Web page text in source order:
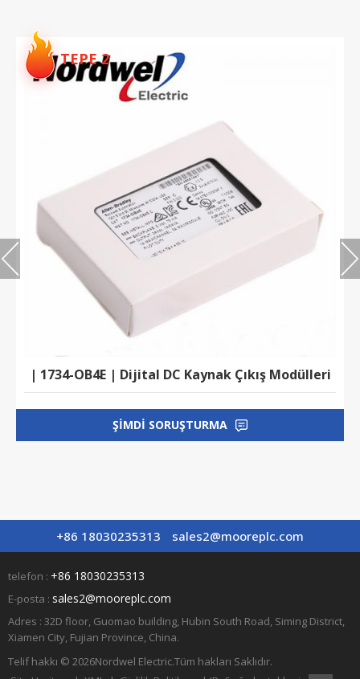
TEPE 2
| 1734-OB4E | Dijital DC Kaynak Çıkış Modülleri
ŞIMDI SORUŞTURMA
+86 18030235313 sales2@mooreplc.com
telefon : +86 18030235313
E-posta : sales2@mooreplc.com
Adres : 32D floor, Guomao building, Hubin South Road, Siming District,
Xiamen City, Fujian Province, China.
Telif hakkı © 2026Nordwel Electric.Tüm hakları Saklıdır.